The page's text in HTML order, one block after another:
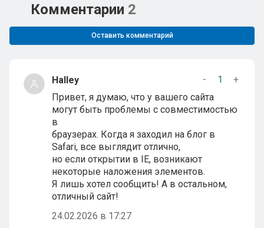
Комментарии 2
Оставить комментарий
Halley - 1
+
Привет, я думаю, что у вашего сайта
могут быть проблемы с совместимостью
в
браузерах. Когда я заходил на блог в
Safari, все выглядит отлично,
но если открытии в IE, возникают
некоторые наложения элементов.
Я лишь хотел сообщить! А в остальном,
отличный сайт!
24.02.2026 в 17:27